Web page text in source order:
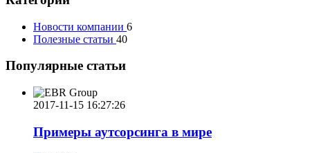
Новости компании 6
Полезные статьи 40
Популярные статьи
2017-11-15 16:27:26
Примеры аутсорсинга в мире